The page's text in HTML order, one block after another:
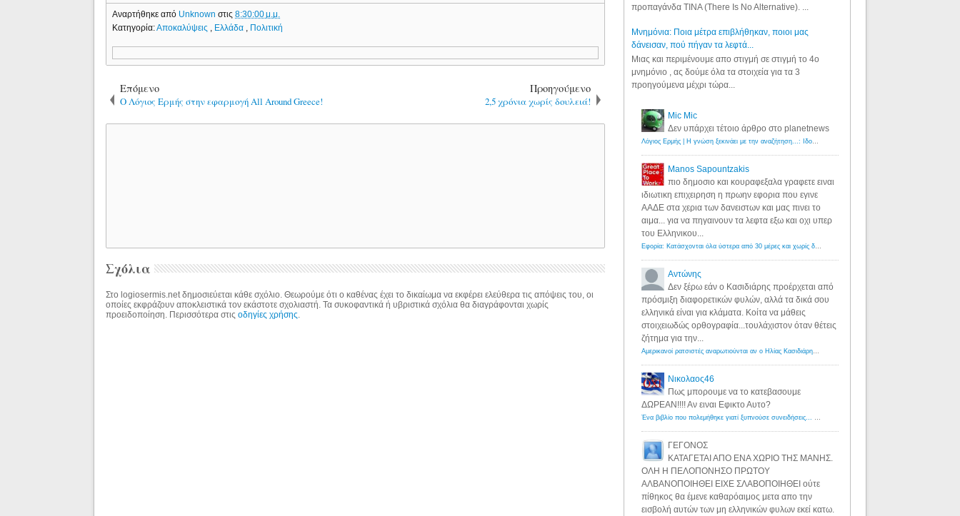
Αναρτήθηκε από Unknownστις8:30:00 μ.μ.
Κατηγορία:Αποκαλύψεις Ελλάδα Πολιτική
Επόμενο
Ο Λόγιος Ερμής στην εφαρμογή All Around Greece!
Προηγούμενο
2,5 χρόνια χωρίς δουλειά!
Σχόλια
Στο logiosermis.net δημοσιεύεται κάθε σχόλιο. Θεωρούμε ότι ο καθένας έχει το δικαίωμα να εκφέρει ελεύθερα τις απόψεις του, οι
οποίες εκφράζουν αποκλειστικά τον εκάστοτε σχολιαστή. Τα συκοφαντικά ή υβριστικά σχόλια θα διαγράφονται χωρίς
προειδοποίηση. Περισσότερα στιςοδηγίες χρήσης
προπαγάνδα TINA (There Is No Alternative). ...
Μνημόνια: Ποια μέτρα επιβλήθηκαν, ποιοι μας
δάνεισαν, πού πήγαν τα λεφτά...
Μιας και περιμένουμε απο στιγμή σε στιγμή το 4ο
μνημόνιο , ας δούμε όλα τα στοιχεία για τα 3
προηγούμενα μέχρι τώρα...
Mic Mic
Δεν υπάρχει τέτοιο άρθρο στο planetnews
Λόγιος Ερμής | Η γνώση ξεκινάει με την αναζήτηση...: Ιδού οι 18 που χρωστούν 11 δις ευρώ!
Manos Sapountzakis
πιο δημοσιο και κουραφεξαλα γραφετε ειναι
ιδιωτικη επιχειρηση η πρωην εφορια που εγινε
ΑΑΔΕ στα χερια των δανειστων και μας πινει το
αιμα... για να πηγαινουν τα λεφτα εξω και οχι υπερ
του Ελληνικου...
Εφορία: Κατάσχονται όλα ύστερα από 30 μέρες και χωρίς δικαστικές αποφάσεις - Λόγιος Ερμής
Αντώνης
Δεν ξέρω εάν ο Κασιδιάρης προέρχεται από
πρόσμιξη διαφορετικών φυλών, αλλά τα δικά σου
ελληνικά είναι για κλάματα. Κοίτα να μάθεις
στοιχειωδώς ορθογραφία...τουλάχιστον όταν θέτεις
ζήτημα για την...
Αμερικανοί ρατσιστές αναρωτιούνται αν ο Ηλίας Κασιδιάρης ανήκει στη λευκή φυλή... - Λόγιος Ερμής
Νικολαος46
Πως μπορουμε να το κατεβασουμε
ΔΩΡΕΑΝ!!!! Αν ειναι Εφικτο Αυτο?
Ένα βιβλίο που πολεμήθηκε γιατί ξυπνούσε συνειδήσεις... - Λόγιος Ερμής | Η γνώση ξεκινάει με την αναζήτηση...
ΓΕΓΟΝΟΣ
ΚΑΤΑΓΕΤΑΙ ΑΠΟ ΕΝΑ ΧΩΡΙΟ ΤΗΣ ΜΑΝΗΣ.
ΟΛΗ Η ΠΕΛΟΠΟΝΗΣΟ ΠΡΩΤΟΥ
ΑΛΒΑΝΟΠΟΙΗΘΕΙ ΕΙΧΕ ΣΛΑΒΟΠΟΙΗΘΕΙ ούτε
πίθηκος θα έμενε καθαρόαιμος μετα απο την
εισβολή αυτών των μη ελληνικών φυλων εκεί κατω.